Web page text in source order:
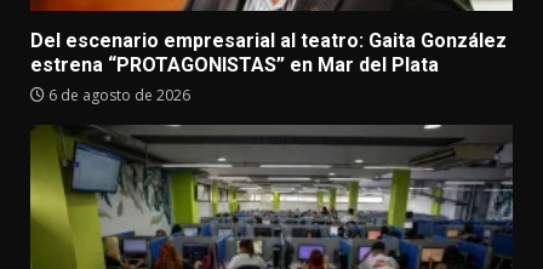
Del escenario empresarial al teatro: Gaita González
estrena “PROTAGONISTAS” en Mar del Plata
6 de agosto de 2026